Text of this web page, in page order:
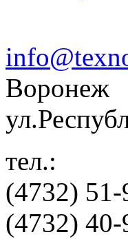
Воронеж
тел.:
(4732) 51-
(4732)